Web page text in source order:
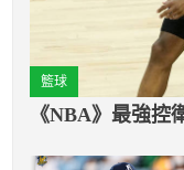
籃球
《NBA》最強控